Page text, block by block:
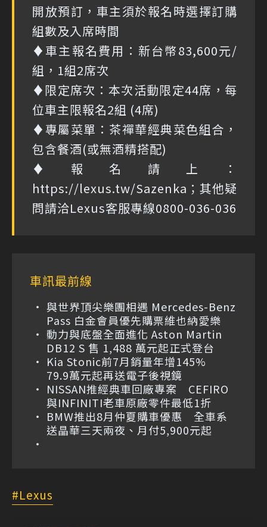
開放預訂，車主須於報名時選擇訂購
組數及入席時間
♦車主報名費用：新台幣83,600元/
組，1組2席次
♦限定席次：本次活動限定44席，每
位車主限報名2組 (4席)
♦專屬菜單：茶禪華經典菜色組合，
包含餐酒(或無酒精搭配)
♦報名請上：
https://lexus.tw/Sazenka；其他疑
問請洽Lexus客服專線0800-036-036
車訊最前線
與世界頂尖樂團相遇 Mercedes-Benz
Pass 白金會員優先購票維也納愛樂
動力與底盤全面進化 Aston Martin
DB12 S 售 1,488 萬元起正式登台
Kia Stonic前7月銷量年增145%
79.9萬元起再送電子後視鏡
NISSAN推經典車回廠專案 CEFIRO
與INFINITI老車原廠零件最低1折
BMW推出8月仲夏購車優惠 全車系
送晶華三天兩夜、月付5,900元起
Lexus